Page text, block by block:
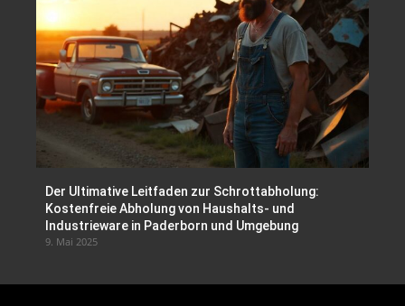
Der Ultimative Leitfaden zur Schrottabholung:
Kostenfreie Abholung von Haushalts- und
Industrieware in Paderborn und Umgebung
9. Mai 2025